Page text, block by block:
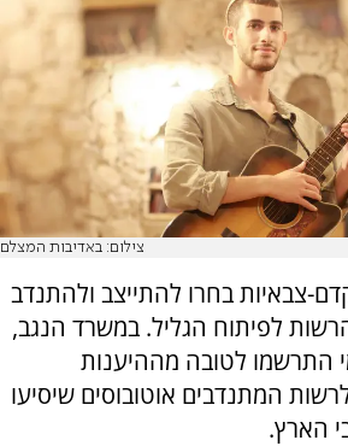
צילום: באדיבות המצלם
צבאיות בחרו להתייצב ולהתנדב
לפיתוח הגליל. במשרד הנגב,
התרשמו לטובה מההיענות
המתנדבים אוטובוסים שיסיעו
הארץ.